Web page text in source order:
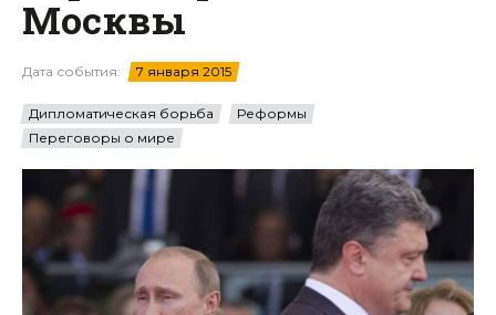
Москвы
Дата события: 7 января 2015
Дипломатическая борьба
Реформы
Переговоры о мире